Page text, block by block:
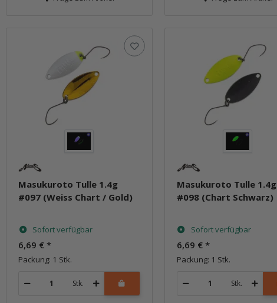
Masukuroto Tulle 1.4g
#097 (Weiss Chart / Gold)
Sofort verfügbar
6,69 € *
Packung: 1 Stk.
Stk.
Masukuroto Tulle 1.4g
#098 (Chart Schwarz)
Sofort verfügbar
6,69 € *
Packung: 1 Stk.
Stk.